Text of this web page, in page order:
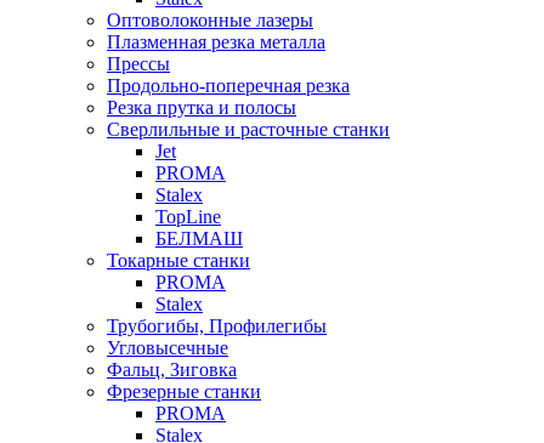
Оптоволоконные лазеры
Плазменная резка металла
Прессы
Продольно-поперечная резка
Резка прутка и полосы
Сверлильные и расточные станки
Jet
PROMA
Stalex
TopLine
БЕЛМАШ
Токарные станки
PROMA
Stalex
Трубогибы, Профилегибы
Угловысечные
Фальц, Зиговка
Фрезерные станки
PROMA
Stalex